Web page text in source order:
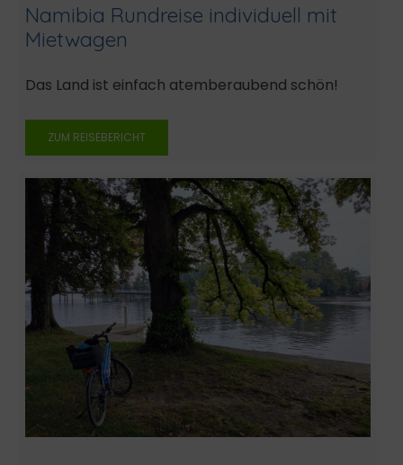
Namibia Rundreise individuell mit
Mietwagen
Das Land ist einfach atemberaubend schön!
ZUM REISEBERICHT